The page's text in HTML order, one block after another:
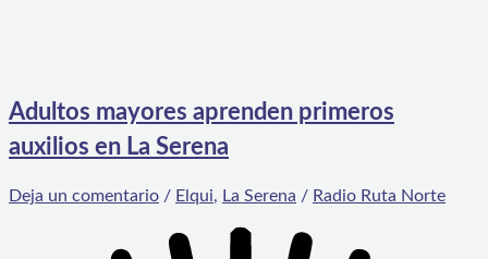
Adultos mayores aprenden primeros
auxilios en La Serena
Deja un comentario / Elqui, La Serena / Radio Ruta Norte